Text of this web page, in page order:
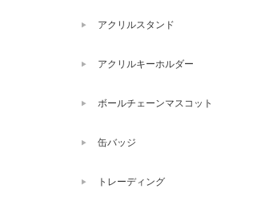
アクリルスタンド
アクリルキーホルダー
ボールチェーンマスコット
缶バッジ
トレーディング